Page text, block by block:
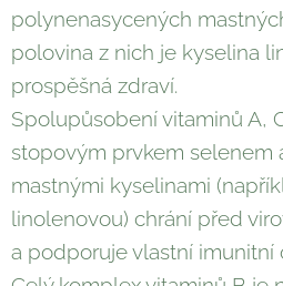
polynenasycených
polovina z nich je kyselina
prospěšná zdraví.
Spolupůsobení vitaminů A,
stopovým prvkem selenem
mastnými kyselinami
linolenovou) chrání před
a podporuje vlastní imunitní